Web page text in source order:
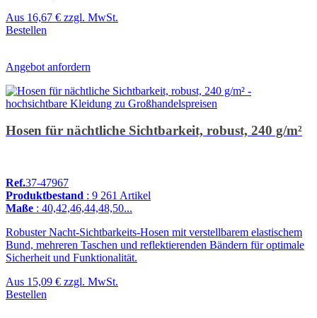
Aus 16,67 € zzgl. MwSt.
Bestellen
Angebot anfordern
Hosen für nächtliche Sichtbarkeit, robust, 240 g/m²
Ref.37-47967
Produktbestand : 9 261 Artikel
Maße : 40,42,46,44,48,50...
Robuster Nacht-Sichtbarkeits-Hosen mit verstellbarem elastischem
Bund, mehreren Taschen und reflektierenden Bändern für optimale
Sicherheit und Funktionalität.
Aus 15,09 € zzgl. MwSt.
Bestellen